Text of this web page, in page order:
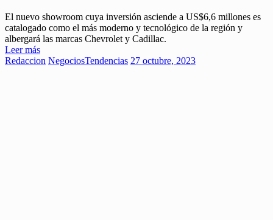
El nuevo showroom cuya inversión asciende a US$6,6 millones es
catalogado como el más moderno y tecnológico de la región y
albergará las marcas Chevrolet y Cadillac.
Leer más
Redaccion NegociosTendencias 27 octubre, 2023